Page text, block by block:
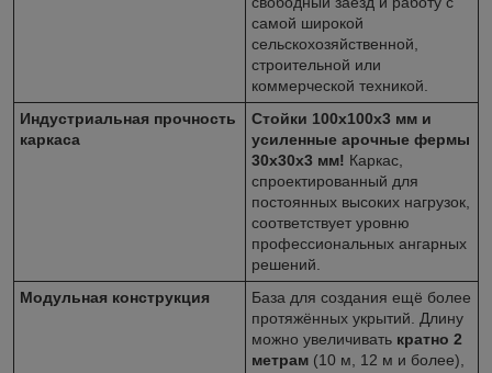
самой широкой
сельскохозяйственной,
строительной или
коммерческой техникой.
Индустриальная прочность
каркаса
Стойки 100x100x3 мм и
усиленные арочные фермы
30x30x3 мм! Каркас,
спроектированный для
постоянных высоких нагрузок,
соответствует уровню
профессиональных ангарных
решений.
Модульная конструкция
База для создания ещё более
протяжённых укрытий. Длину
можно увеличивать кратно 2
метрам (10 м, 12 м и более),